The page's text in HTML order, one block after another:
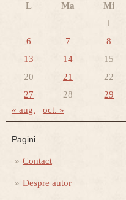
L Ma Mi
1
6
7 8
13
14 15
20
21 22
27
28 29
« aug. oct. »
Pagini
Contact
Despre autor